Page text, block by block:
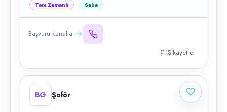
Tam Zamanlı Saha
Başvuru kanalları
Şikayet et
BG Şoför